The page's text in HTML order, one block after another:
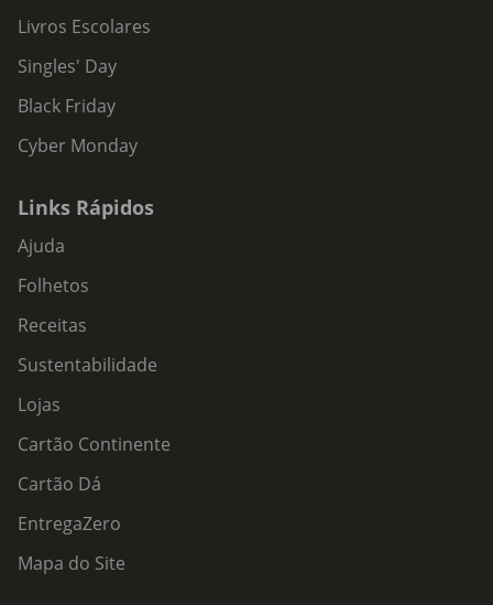
Livros Escolares
Singles' Day
Black Friday
Cyber Monday
Links Rápidos
Ajuda
Folhetos
Receitas
Sustentabilidade
Lojas
Cartão Continente
Cartão Dá
EntregaZero
Mapa do Site